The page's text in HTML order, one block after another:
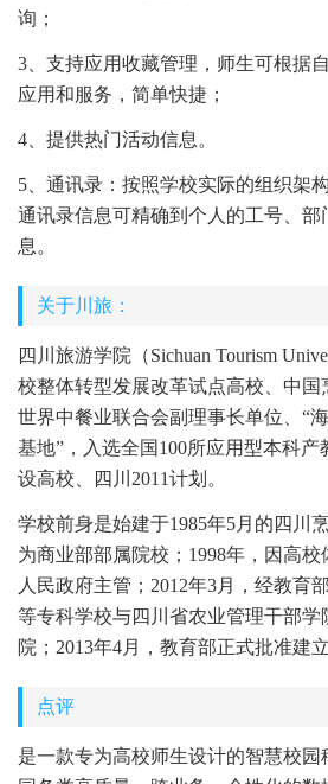
询；
3、支持应用收藏管理，师生可根据
应用和服务，简单快捷；
4、提供热门活动信息。
5、通讯录：按照学校实际的组织架
通讯录信息可精确到个人的工号、
息。
关于川旅：
四川旅游学院（Sichuan Tourism
校整体转型发展改革试点高校、中国
世界中餐业联合会副理事长单位、“
基地”，入选全国100所应用型本科
设高校、四川2011计划。
学校前身是始建于1985年5月的四川
为商业部部属院校；1998年，因高
人民政府主管；2012年3月，经教育
等专科学校与四川省农业管理干部学
院；2013年4月，教育部正式批准建
点评
是一款专为高校师生设计的智慧校